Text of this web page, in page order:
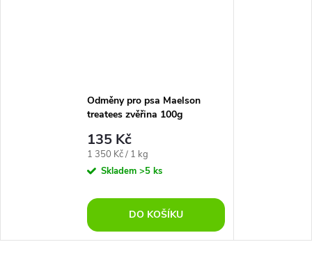
Odměny pro psa Maelson
treatees zvěřina 100g
135 Kč
Měrná
cena:
1 350 Kč / 1 kg
Skladem >5 ks
DO KOŠÍKU